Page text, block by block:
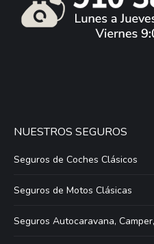
NUESTROS SEGUROS
Seguros de Coches Clásicos
Seguros de Motos Clásicas
Seguros Autocaravana,